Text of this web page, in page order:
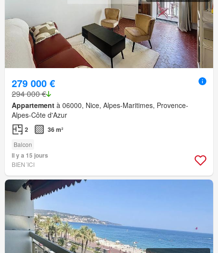
279 000 €
294 000 €
Appartement à 06000, Nice, Alpes-Maritimes, Provence-
Alpes-Côte d'Azur
2 36 m²
Balcon
Il y a 15 jours
BIEN´ICI